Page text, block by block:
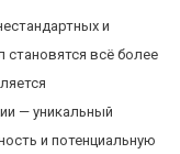
и
становятся всё более
— уникальный
и потенциальную